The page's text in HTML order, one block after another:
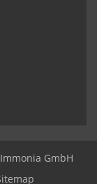
Immonia GmbH